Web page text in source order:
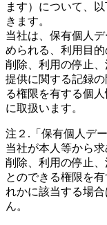
ます）について、
きます。
当社は、保有個人
められる、利用目
削除、利用の停止
提供に関する記録
る権限を有する個
に取扱います。
注２.「保有個人デ
当社が本人等から
削除、利用の停止
とのできる権限を
れかに該当する場
ん。